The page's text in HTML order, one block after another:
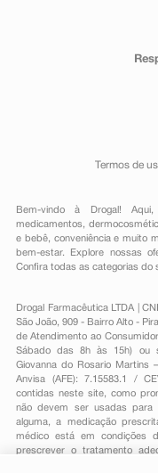
Termos de
Bem-vindo à Drogal!
medicamentos ,
e bebê, conveniênciae muito
bem-estar. Explore nossas
Confira todas as categorias do
Drogal Farmacêutica LTDA |
São João, 909 - Bairro Alto -
de Atendimento ao
Sábado das 8h às 15h) ou
Giovanna do Rosario Martins
Anvisa (AFE): 7.15583.1 /
contidas neste site, como
não devem ser usadas para
alguma, a medicação
médico está em condições
prescrever o tratamento